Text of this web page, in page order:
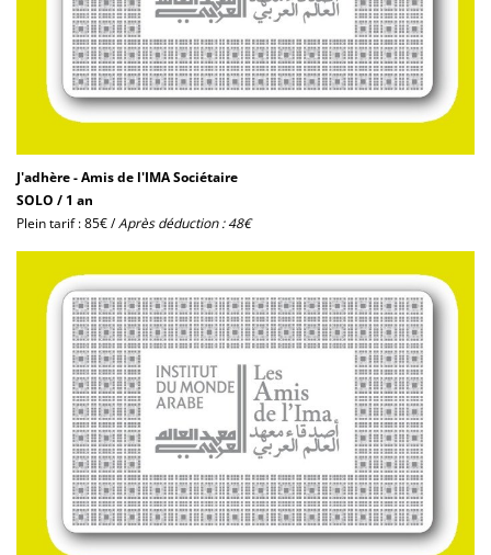
J'adhère - Amis de l'IMA Sociétaire
SOLO / 1 an
Plein tarif : 85€ /Après déduction : 48€